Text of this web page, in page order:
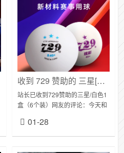
收到 729 赞助的 ​三星[无缝球]WTT版乒乓球
站长已收到729赞助的三星/白色1
盒（6个装）网友的评论：今天和
手上的其他无缝只剩一个银河蓝
标，打了也没几次还算比较新，
01-28